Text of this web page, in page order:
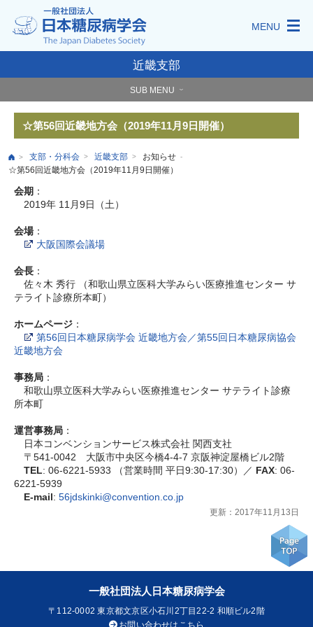
MENU
近畿支部
SUB MENU
☆第56回近畿地方会（2019年11月9日開催）
> 支部・分科会 > 近畿支部 > お知らせ -
☆第56回近畿地方会（2019年11月9日開催）
会期 ：
2019年 11月9日（土）
会場：
大阪国際会議場
会長 ：
佐々木 秀行 （和歌山県立医科大学みらい医療推進センター サ
テライト診療所本町）
ホームページ ：
第56回日本糖尿病学会 近畿地方会／第55回日本糖尿病協会
近畿地方会
事務局 ：
和歌山県立医科大学みらい医療推進センター サテライト診療
所本町
運営事務局 ：
日本コンベンションサービス株式会社 関西支社
〒541-0042 大阪市中央区今橋4-4-7 京阪神淀屋橋ビル2階
TEL: 06-6221-5933 （営業時間 平日9:30-17:30）／ FAX: 06-
6221-5939
E-mail: 56jdskinki@convention.co.jp
更新：2017年11月13日
一般社団法人日本糖尿病学会
〒112-0002東京都文京区小石川2丁目22-2 和順ビル2階
お問い合わせはこちら